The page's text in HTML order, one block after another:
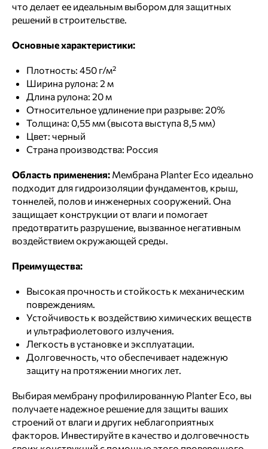
что делает ее идеальным выбором для защитных
решений в строительстве.
Основные характеристики:
Плотность: 450 г/м²
Ширина рулона: 2 м
Длина рулона: 20 м
Относительное удлинение при разрыве: 20%
Толщина: 0,55 мм (высота выступа 8,5 мм)
Цвет: черный
Страна производства: Россия
Область применения:Мембрана Planter Eco идеально
подходит для гидроизоляции фундаментов, крыш,
тоннелей, полов и инженерных сооружений. Она
защищает конструкции от влаги и помогает
предотвратить разрушение, вызванное негативным
воздействием окружающей среды.
Преимущества:
Высокая прочность и стойкость к механическим
повреждениям.
Устойчивость к воздействию химических веществ
и ультрафиолетового излучения.
Легкость в установке и эксплуатации.
Долговечность, что обеспечивает надежную
защиту на протяжении многих лет.
Выбирая мембрану профилированную Planter Eco, вы
получаете надежное решение для защиты ваших
строений от влаги и других неблагоприятных
факторов. Инвестируйте в качество и долговечность